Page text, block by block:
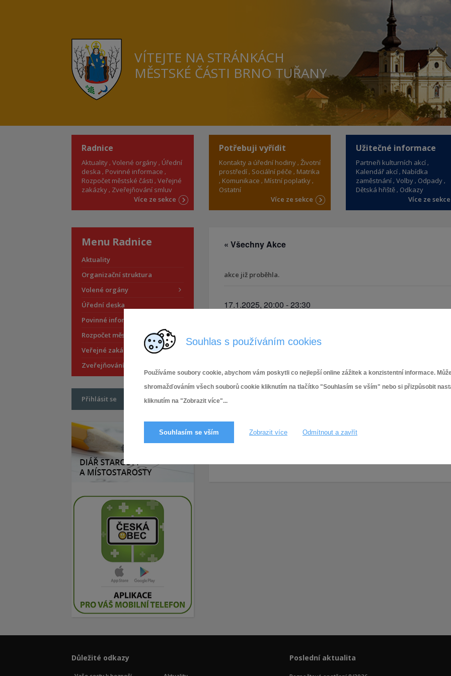
Souhlas s používáním cookies
Používáme soubory cookie, abychom vám poskytli co nejlepší online zážitek a konzistentní informace.
shromažďováním všech souborů cookie kliknutím na tlačítko "Souhlasím se vším" nebo si přizpůsobit
kliknutím na "Zobrazit více"...
Souhlasím se vším Zobrazit více Odmítnout a zavřít
VÍTEJTE NA STRÁNKÁCH
MĚSTSKÉ ČÁSTI BRNO TUŘANY
Radnice
Aktuality Volené orgány Úřední
deska
Povinné informace
Rozpočet městské části Veřejné
zakázky Zveřejňování smluv
Více ze sekce
Potřebuji vyřídit
Kontakty a úřední hodiny Životní
prostředí Sociální péče
Matrika
Komunikace
Místní poplatky
Ostatní
Více ze sekce
Užitečné informace
Partneři kulturních akcí
Kalendář akcí Nabídka
zaměstnání Volby Odpady
Dětská hřiště Odkazy
Více ze sekce
« Všechny Akce
akce již proběhla.
17.1.2025, 20:00 -23:30
PODROBNOSTI
17.1.2025
Čas:
20:00 - 23:30
Menu Radnice
Aktuality
Organizační struktura
Volené orgány
Úřední deska
Povinné informace
Rozpočet městské části
Veřejné zakázky
Zveřejňování smluv
Přihlásit se
Důležité odkazy Poslední aktualita